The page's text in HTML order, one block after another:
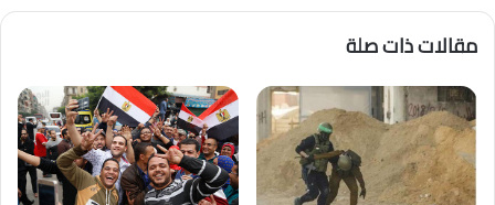
مقالات ذات صلة